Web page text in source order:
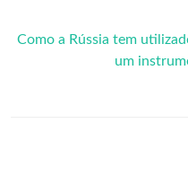
Como a Rússia tem
um